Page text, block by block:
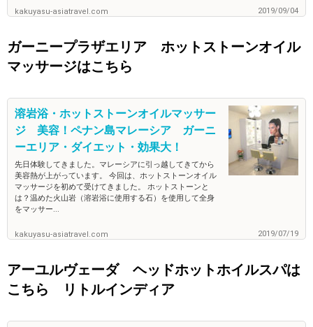
kakuyasu-asiatravel.com 2019/09/04
ガーニープラザエリア ホットストーンオイル
マッサージはこちら
溶岩浴・ホットストーンオイルマッサー
ジ 美容！ペナン島マレーシア ガーニ
ーエリア・ダイエット・効果大！
先日体験してきました。マレーシアに引っ越してきてから
美容熱が上がっています。 今回は、ホットストーンオイル
マッサージを初めて受けてきました。 ホットストーンと
は？温めた火山岩（溶岩浴に使用する石）を使用して全身
をマッサー...
kakuyasu-asiatravel.com 2019/07/19
アーユルヴェーダ ヘッドホットホイルスパは
こちら リトルインディア